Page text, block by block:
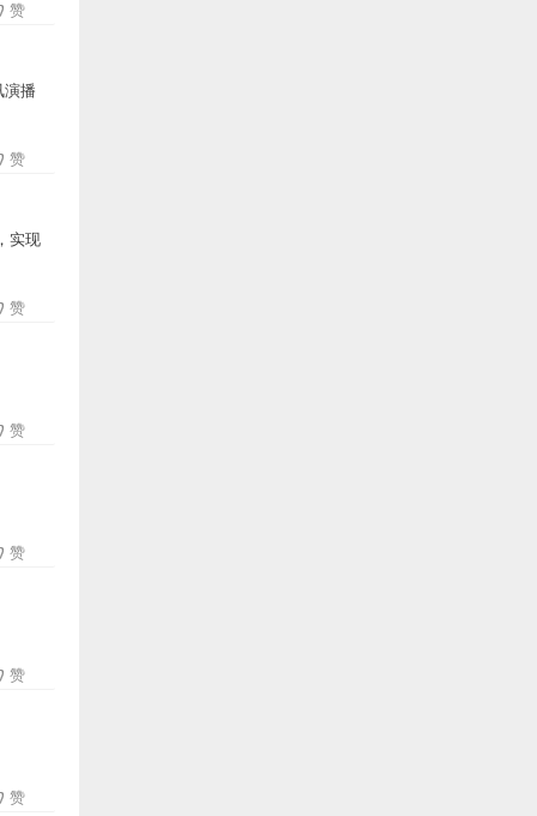
赞
演播
赞
实现
赞
赞
赞
赞
赞